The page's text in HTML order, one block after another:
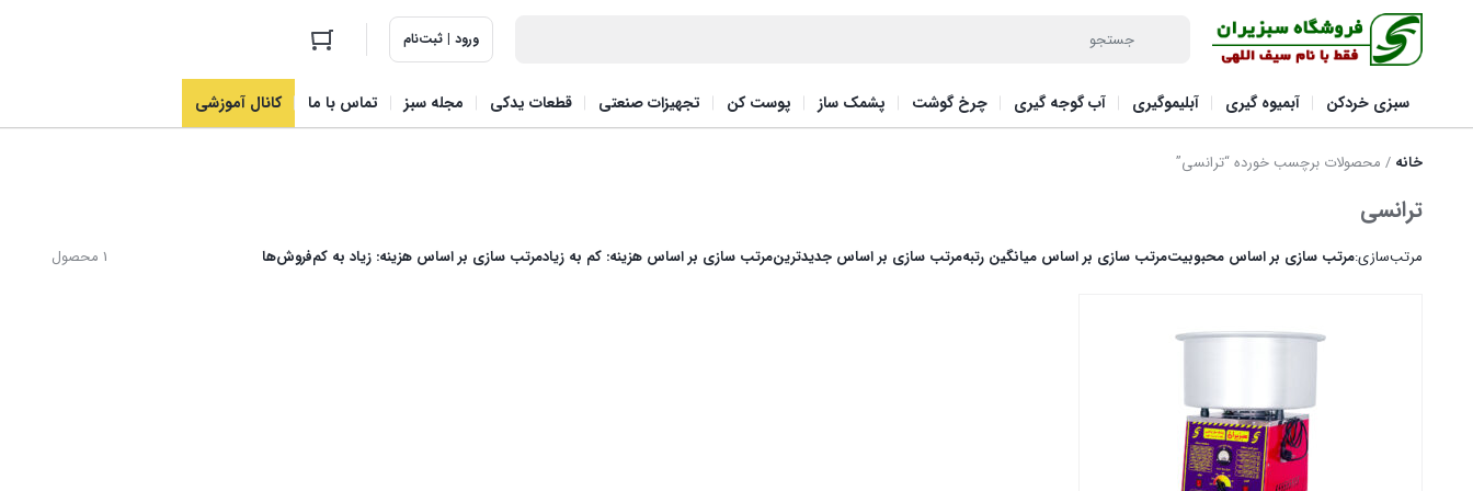
ورود | ثبت‌نام
سبزی خردکن آبمیوه گیری آبلیموگیری آب گوجه گیری چرخ گوشت پشمک ساز پوست کن تجهیزات صنعتی قطعات یدکی مجله سبز تماس با ما کانال آموزشی
خانه / محصولات برچسب خورده “ترانسی”
ترانسی
1 محصول مرتب‌سازی:مرتب سازی بر اساس محبوبیتمرتب سازی بر اساس میانگین رتبهمرتب سازی بر اساس جدیدترینمرتب سازی بر اساس هزینه: کم به زیادمرتب سازی بر اساس هزینه: زیاد به کمفروش‌ها